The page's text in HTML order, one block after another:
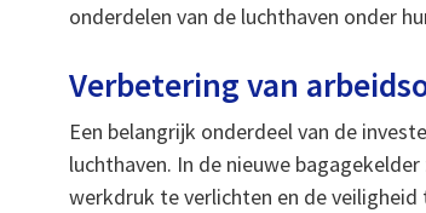
onderdelen van de luchthaven onder
Verbetering van
Een belangrijk onderdeel van de
luchthaven. In de nieuwe
werkdruk te verlichten en de